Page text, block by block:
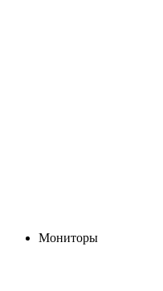
Мониторы